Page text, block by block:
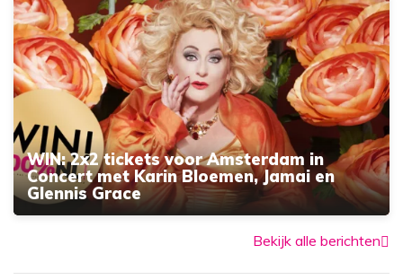
WIN: 2x2 tickets voor Amsterdam in
Concert met Karin Bloemen, Jamai en
Glennis Grace
Bekijk alle berichten